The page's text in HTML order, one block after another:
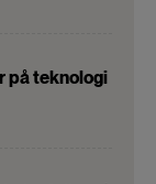
på teknologi